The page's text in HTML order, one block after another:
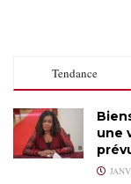
Tendance
une